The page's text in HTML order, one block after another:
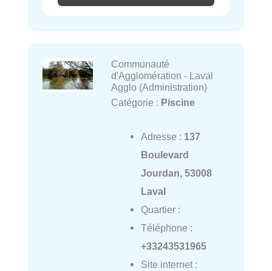
Communauté
d'Agglomération - Laval
Agglo (Administration)
Catégorie : Piscine
Adresse : 137
Boulevard
Jourdan, 53008
Laval
Quartier :
Téléphone :
+33243531965
Site internet :